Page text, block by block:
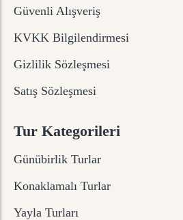
Güvenli Alışveriş
KVKK Bilgilendirmesi
Gizlilik Sözleşmesi
Satış Sözleşmesi
Tur Kategorileri
Günübirlik Turlar
Konaklamalı Turlar
Yayla Turları